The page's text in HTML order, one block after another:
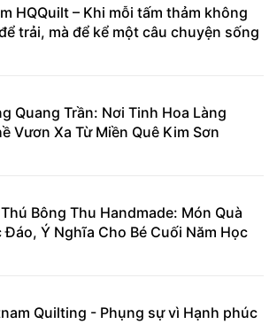
HQQuilt – Khi mỗi tấm thảm không
trải, mà để kể một câu chuyện sống
Quang Trần: Nơi Tinh Hoa Làng
Vươn Xa Từ Miền Quê Kim Sơn
Bông Thu Handmade: Món Quà
Ý Nghĩa Cho Bé Cuối Năm Học
Quilting - Phụng sự vì Hạnh phúc